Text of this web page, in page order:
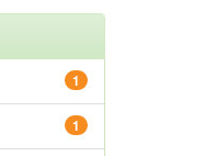
1
1